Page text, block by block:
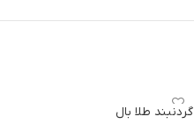
گردنبند طلا بال